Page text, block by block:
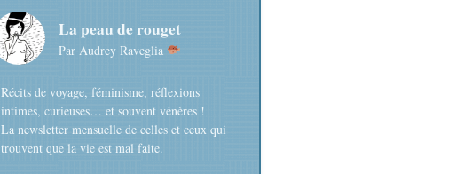
La peau de rouget
Par Audrey Raveglia
Récits de voyage, féminisme, réflexions
intimes, curieuses… et souvent vénères !
La newsletter mensuelle de celles et ceux qui
trouvent que la vie est mal faite.